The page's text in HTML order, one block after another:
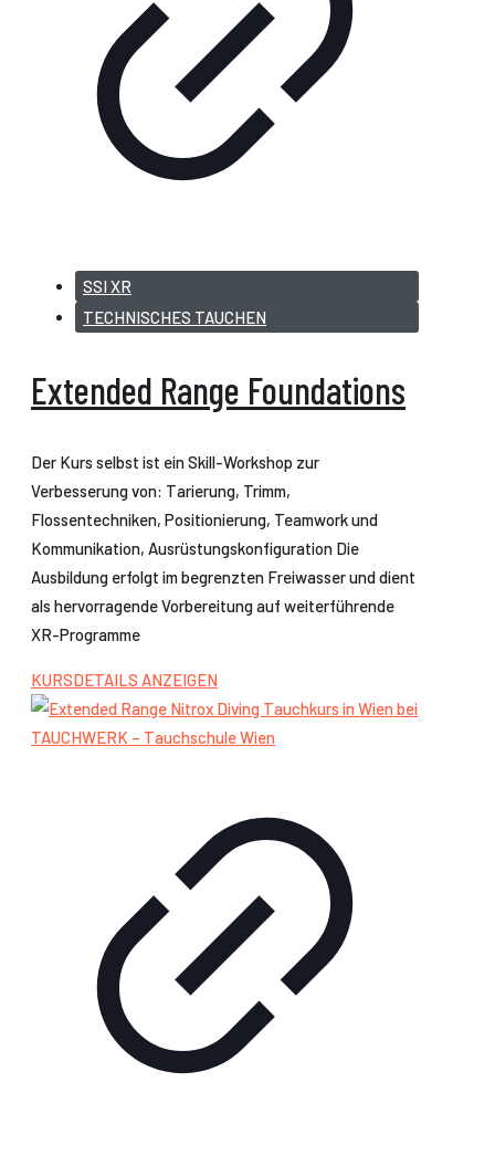
SSI XR
TECHNISCHES TAUCHEN
Extended Range Foundations
Der Kurs selbst ist ein Skill-Workshop zur
Verbesserung von: Tarierung, Trimm,
Flossentechniken, Positionierung, Teamwork und
Kommunikation, Ausrüstungskonfiguration Die
Ausbildung erfolgt im begrenzten Freiwasser und dient
als hervorragende Vorbereitung auf weiterführende
XR-Programme
KURSDETAILS ANZEIGEN